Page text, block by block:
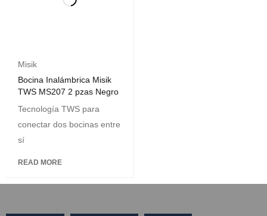
Misik
Bocina Inalámbrica Misik
TWS MS207 2 pzas Negro
Tecnología TWS para
conectar dos bocinas entre
sí
READ MORE